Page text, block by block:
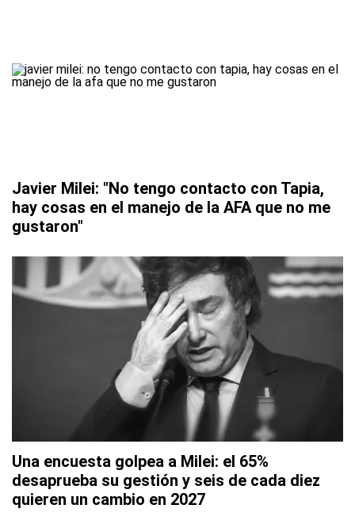
Javier Milei: "No tengo contacto con Tapia,
hay cosas en el manejo de la AFA que no me
gustaron"
Una encuesta golpea a Milei: el 65%
desaprueba su gestión y seis de cada diez
quieren un cambio en 2027